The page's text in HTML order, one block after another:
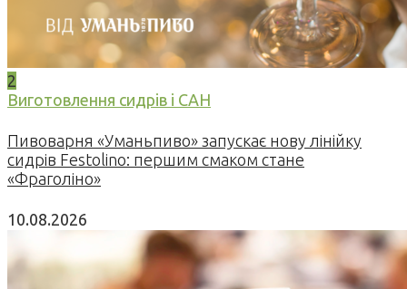
2
Виготовлення сидрів і САН
Пивоварня «Уманьпиво» запускає нову лінійку
сидрів Festolino: першим смаком стане
«Фраголіно»
10.08.2026